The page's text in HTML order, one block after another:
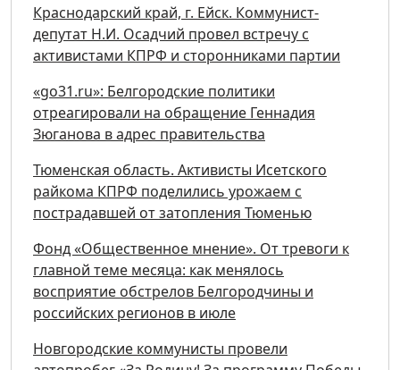
Краснодарский край, г. Ейск. Коммунист-
депутат Н.И. Осадчий провел встречу с
активистами КПРФ и сторонниками партии
«go31.ru»: Белгородские политики
отреагировали на обращение Геннадия
Зюганова в адрес правительства
Тюменская область. Активисты Исетского
райкома КПРФ поделились урожаем с
пострадавшей от затопления Тюменью
Фонд «Общественное мнение». От тревоги к
главной теме месяца: как менялось
восприятие обстрелов Белгородчины и
российских регионов в июле
Новгородские коммунисты провели